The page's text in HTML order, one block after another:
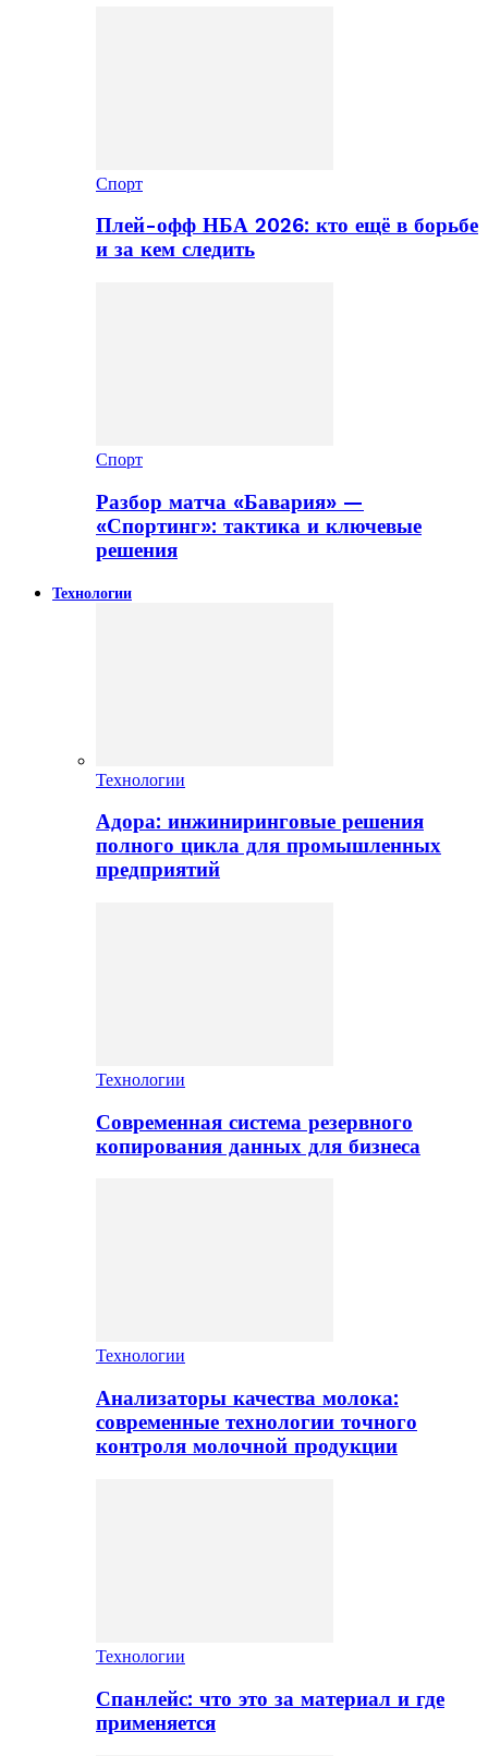
Спорт
Плей-офф НБА 2026: кто ещё в борьбе
и за кем следить
Спорт
Разбор матча «Бавария» —
«Спортинг»: тактика и ключевые
решения
Технологии
Технологии
Адора: инжиниринговые решения
полного цикла для промышленных
предприятий
Технологии
Современная система резервного
копирования данных для бизнеса
Технологии
Анализаторы качества молока:
современные технологии точного
контроля молочной продукции
Технологии
Спанлейс: что это за материал и где
применяется